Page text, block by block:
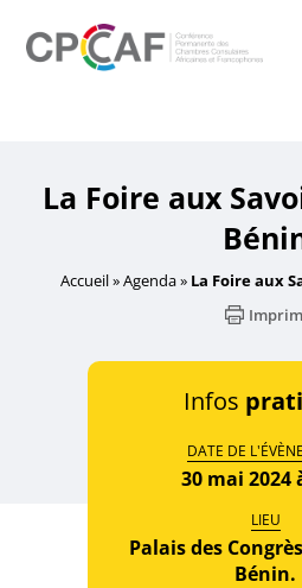
au Bénin
La Foire aux
Accueil»Agenda» La Foire aux
Infos
DATE DE
30 mai 2024
LIEU
Palais des
Bénin.